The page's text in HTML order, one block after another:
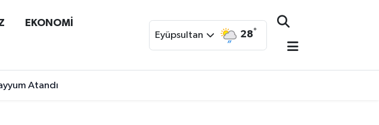
EKONOMİ
Eyüpsultan 28°
Atandı